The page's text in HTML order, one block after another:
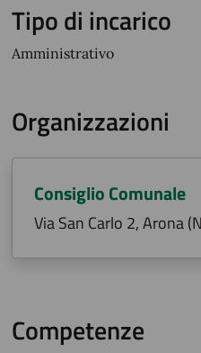
Tipo di incarico
Amministrativo
Organizzazioni
Consiglio Comunale
Via San Carlo 2, Arona
Competenze